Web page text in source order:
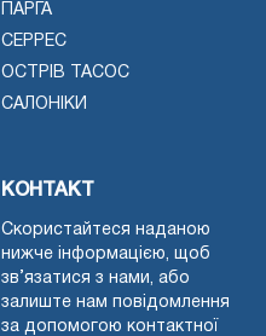
ПАРГА
СЕРРЕС
ОСТРІВ ТАСОС
САЛОНІКИ
КОНТАКТ
Скористайтеся наданою
нижче інформацією, щоб
зв’язатися з нами, або
залиште нам повідомлення
за допомогою контактної